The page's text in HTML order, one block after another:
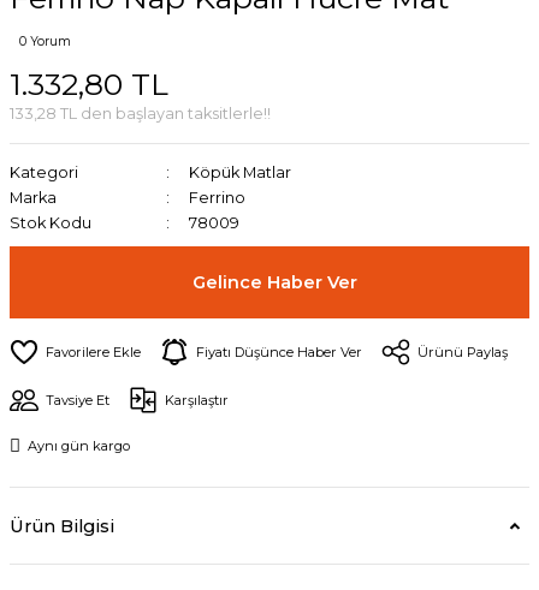
0 Yorum
1.332,80 TL
133,28 TL den başlayan taksitlerle!!
Kategori
Köpük Matlar
Marka
Ferrino
Stok Kodu
78009
Gelince Haber Ver
Fiyatı Düşünce Haber Ver Ürünü Paylaş
Tavsiye Et Karşılaştır
Aynı gün kargo
Ürün Bilgisi